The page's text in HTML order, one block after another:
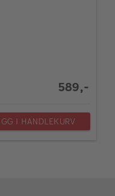
589,-
I HANDLEKURV